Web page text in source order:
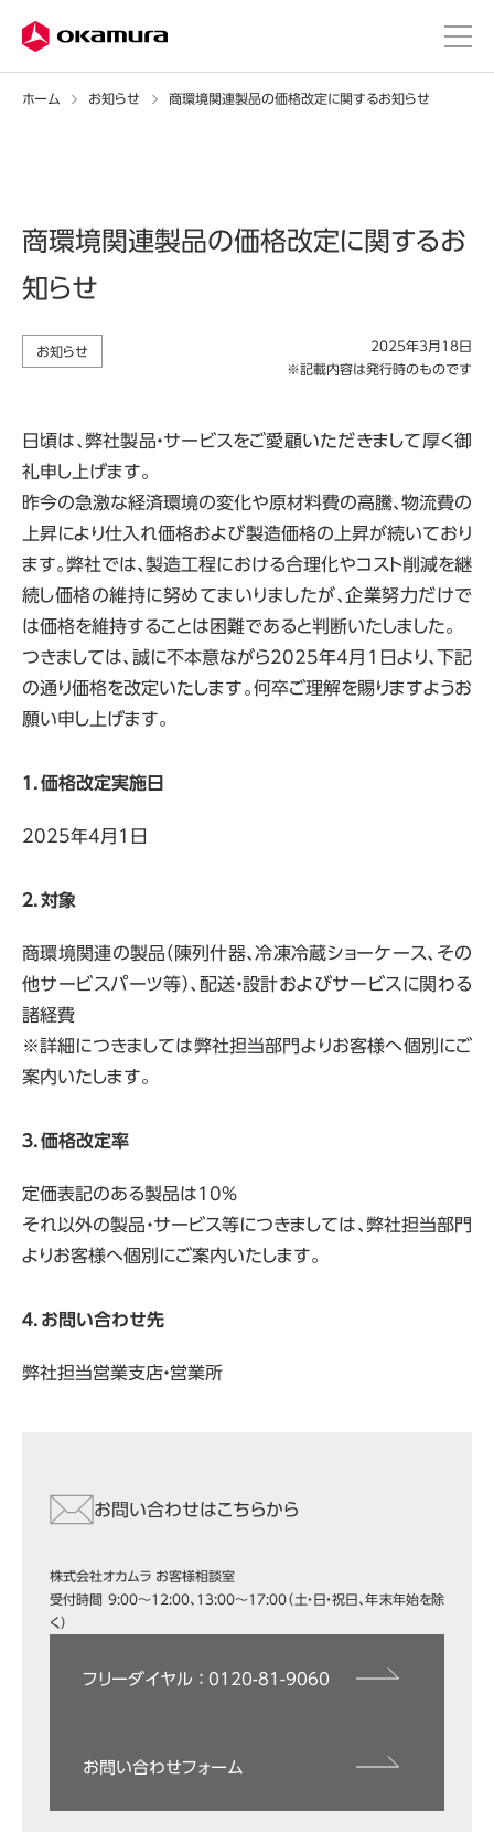
ホーム お知らせ 商環境関連製品の価格改定に関するお知らせ
商環境関連製品の価格改定に関するお
知らせ
お知らせ
2025年3月18日
※記載内容は発行時のものです
日頃は、弊社製品・サービスをご愛顧いただきまして厚く御
礼申し上げます。
昨今の急激な経済環境の変化や原材料費の高騰、物流費の
上昇により仕入れ価格および製造価格の上昇が続いており
ます。弊社では、製造工程における合理化やコスト削減を継
続し価格の維持に努めてまいりましたが、企業努力だけで
は価格を維持することは困難であると判断いたしました。
つきましては、誠に不本意ながら2025年4月1日より、下記
の通り価格を改定いたします。何卒ご理解を賜りますようお
願い申し上げます。
１．価格改定実施日
2025年4月1日
２．対象
商環境関連の製品（陳列什器、冷凍冷蔵ショーケース、その
他サービスパーツ等）、配送・設計およびサービスに関わる
諸経費
※詳細につきましては弊社担当部門よりお客様へ個別にご
案内いたします。
３．価格改定率
定価表記のある製品は10%
それ以外の製品・サービス等につきましては、弊社担当部門
よりお客様へ個別にご案内いたします。
４．お問い合わせ先
弊社担当営業支店・営業所
お問い合わせはこちらから
株式会社オカムラ お客様相談室
受付時間 9:00～12:00、13:00～17:00（土・日・祝日、年末年始を除
く）
フリーダイヤル ： 0120-81-9060
お問い合わせフォーム